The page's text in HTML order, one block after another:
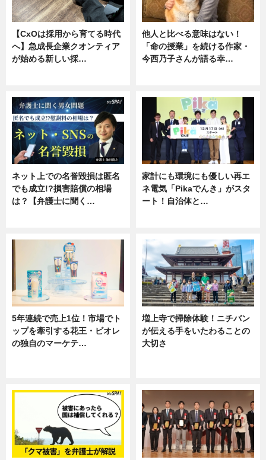
【CxOは採用から育てる時代
へ】急成長企業クオンティア
が始める新しい採…
他人と比べる意味はない！
「命の授業」を続ける作家・
今西乃子さんが語る幸…
ネット上での名誉毀損は匿名
でも成立!?損害賠償の相場
は？【弁護士に聞く…
家計にも環境にも優しい再エ
ネ電気「Pikaでんき」がスタ
ート！自治体と…
5年連続で売上1位！市場でト
ップを牽引する花王・ビオレ
の独自のマーケテ…
増上寺で掃除体験！ニチバン
が伝える手をいたわることの
大切さ